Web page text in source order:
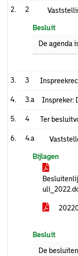
2
Besluit
De agenda
3
3.a Inspreker:
4 Ter
4.a
Bijlagen
Besluit
De